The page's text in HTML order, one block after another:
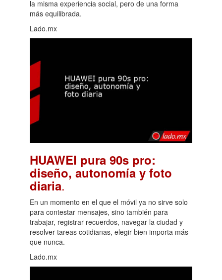
la misma experiencia social, pero de una forma
más equilibrada.
Lado.mx
HUAWEI pura 90s pro:
diseño, autonomía y foto
diaria.
En un momento en el que el móvil ya no sirve solo
para contestar mensajes, sino también para
trabajar, registrar recuerdos, navegar la ciudad y
resolver tareas cotidianas, elegir bien importa más
que nunca.
Lado.mx